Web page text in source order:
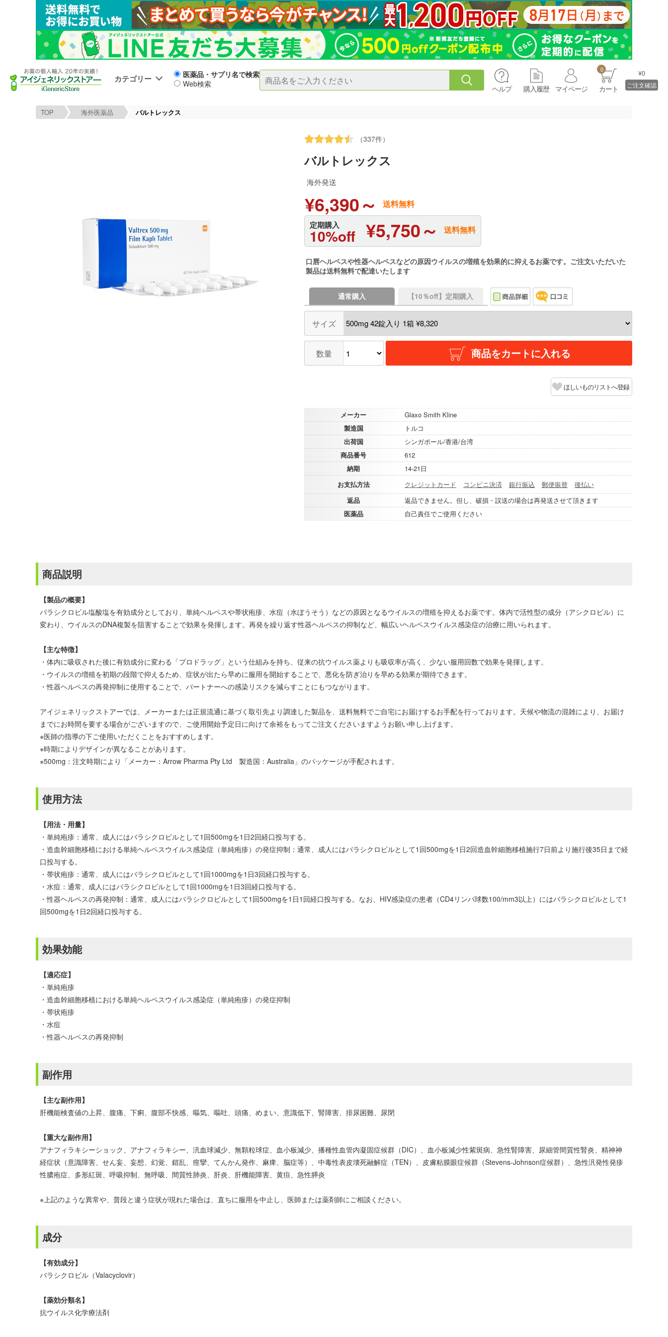
カテゴリー
医薬品・サプリ名で検索
Web検索
ヘルプ 購入履歴 マイページ
0
カート
¥0
ご注文確認
TOP 海外医薬品 バルトレックス
（337件）
バルトレックス
海外発送
¥6,390～ 送料無料
定期購入
10%off ¥5,750～ 送料無料
口唇ヘルペスや性器ヘルペスなどの原因ウイルスの増殖を効果的に抑えるお薬です。ご注文いただいた
製品は送料無料で配達いたします
通常購入 【10％off】定期購入
サイズ
数量 商品をカートに入れる
ほしいものリストへ登録
メーカー
Glaxo Smith Kline
製造国
トルコ
出荷国
シンガポール/香港/台湾
商品番号
612
納期
14-21日
お支払方法
クレジットカード コンビニ決済 銀行振込 郵便振替
後払い
返品
返品できません。但し、破損・誤送の場合は再発送させて頂きます
医薬品
自己責任でご使用ください
商品説明
【製品の概要】
バラシクロビル塩酸塩を有効成分としており、単純ヘルペスや帯状疱疹、水痘（水ぼうそう）などの原因となるウイルスの増殖を抑えるお薬です。体内で活性型の成分（アシクロビル）に
変わり、ウイルスのDNA複製を阻害することで効果を発揮します。再発を繰り返す性器ヘルペスの抑制など、幅広いヘルペスウイルス感染症の治療に用いられます。
【主な特徴】
・体内に吸収された後に有効成分に変わる「プロドラッグ」という仕組みを持ち、従来の抗ウイルス薬よりも吸収率が高く、少ない服用回数で効果を発揮します。
・ウイルスの増殖を初期の段階で抑えるため、症状が出たら早めに服用を開始することで、悪化を防ぎ治りを早める効果が期待できます。
・性器ヘルペスの再発抑制に使用することで、パートナーへの感染リスクを減らすことにもつながります。
アイジェネリックストアーでは、メーカーまたは正規流通に基づく取引先より調達した製品を、送料無料でご自宅にお届けするお手配を行っております。天候や物流の混雑により、お届け
までにお時間を要する場合がございますので、ご使用開始予定日に向けて余裕をもってご注文くださいますようお願い申し上げます。
※医師の指導の下ご使用いただくことをおすすめします。
※時期によりデザインが異なることがあります。
※500mg：注文時期により「メーカー：Arrow Pharma Pty Ltd 製造国：Australia」のパッケージが手配されます。
使用方法
【用法・用量】
・単純疱疹：通常、成人にはバラシクロビルとして1回500mgを1日2回経口投与する。
・造血幹細胞移植における単純ヘルペスウイルス感染症（単純疱疹）の発症抑制：通常、成人にはバラシクロビルとして1回500mgを1日2回造血幹細胞移植施行7日前より施行後35日まで経
口投与する。
・帯状疱疹：通常、成人にはバラシクロビルとして1回1000mgを1日3回経口投与する。
・水痘：通常、成人にはバラシクロビルとして1回1000mgを1日3回経口投与する。
・性器ヘルペスの再発抑制：通常、成人にはバラシクロビルとして1回500mgを1日1回経口投与する。なお、HIV感染症の患者（CD4リンパ球数100/mm3以上）にはバラシクロビルとして1
回500mgを1日2回経口投与する。
効果効能
【適応症】
・単純疱疹
・造血幹細胞移植における単純ヘルペスウイルス感染症（単純疱疹）の発症抑制
・帯状疱疹
・水痘
・性器ヘルペスの再発抑制
副作用
【主な副作用】
肝機能検査値の上昇、腹痛、下痢、腹部不快感、嘔気、嘔吐、頭痛、めまい、意識低下、腎障害、排尿困難、尿閉
【重大な副作用】
アナフィラキシーショック、アナフィラキシー、汎血球減少、無顆粒球症、血小板減少、播種性血管内凝固症候群（DIC）、血小板減少性紫斑病、急性腎障害、尿細管間質性腎炎、精神神
経症状（意識障害、せん妄、妄想、幻覚、錯乱、痙攣、てんかん発作、麻痺、脳症等）、中毒性表皮壊死融解症（TEN）、皮膚粘膜眼症候群（Stevens-Johnson症候群）、急性汎発性発疹
性膿疱症、多形紅斑、呼吸抑制、無呼吸、間質性肺炎、肝炎、肝機能障害、黄疸、急性膵炎
※上記のような異常や、普段と違う症状が現れた場合は、直ちに服用を中止し、医師または薬剤師にご相談ください。
成分
【有効成分】
バラシクロビル（Valacyclovir）
【薬効分類名】
抗ウイルス化学療法剤